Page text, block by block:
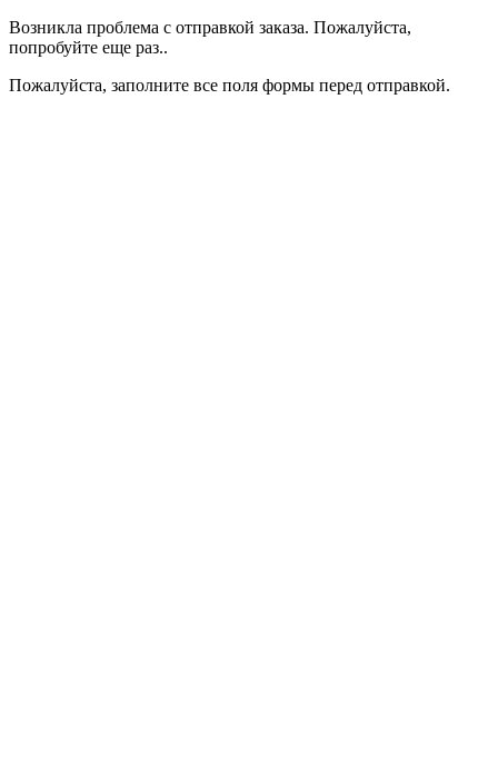
Возникла проблема с отправкой заказа. Пожалуйста,
попробуйте еще раз..
Пожалуйста, заполните все поля формы перед отправкой.